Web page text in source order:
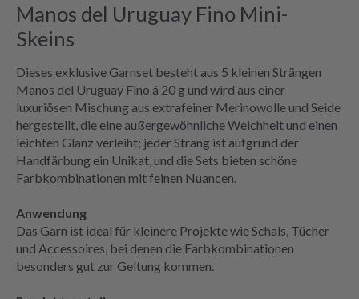
Manos del Uruguay Fino Mini-
Skeins
Dieses exklusive Garnset besteht aus 5 kleinen Strängen
Manos del Uruguay Fino á 20 g und wird aus einer
luxuriösen Mischung aus extrafeiner Merinowolle und Seide
hergestellt, die eine außergewöhnliche Weichheit und einen
leichten Glanz verleiht; jeder Strang ist aufgrund der
Handfärbung ein Unikat, und die Sets bieten schöne
Farbkombinationen mit feinen Nuancen.
Anwendung
Das Garn ist ideal für kleinere Projekte wie Schals, Tücher
und Accessoires, bei denen die Farbkombinationen
besonders gut zur Geltung kommen.